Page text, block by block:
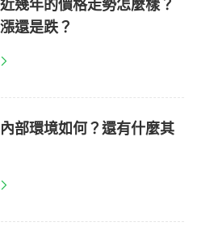
幾年的價格走勢怎麼樣？
還是跌？
部環境如何？還有什麼其